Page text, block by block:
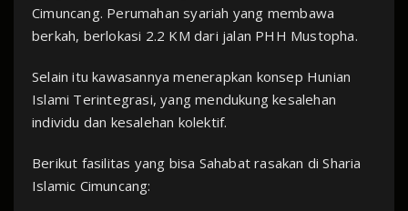
Cimuncang. Perumahan syariah yang membawa
berkah, berlokasi 2.2 KM dari jalan PHH Mustopha.
Selain itu kawasannya menerapkan konsep Hunian
Islami Terintegrasi, yang mendukung kesalehan
individu dan kesalehan kolektif.
Berikut fasilitas yang bisa Sahabat rasakan di Sharia
Islamic Cimuncang: